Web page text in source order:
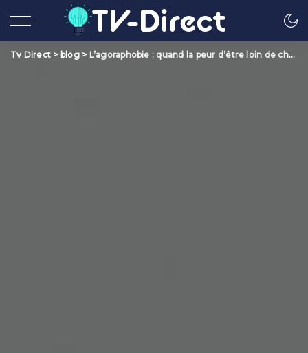
Tv Direct > blog> L’agoraphobie : quand la peur d’être loin de chez soi vous empêche de vivre pleinement